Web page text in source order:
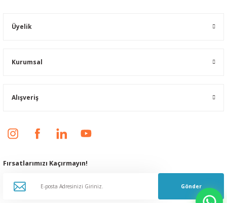
Üyelik
Kurumsal
Alışveriş
Fırsatlarımızı Kaçırmayın!
Gönder